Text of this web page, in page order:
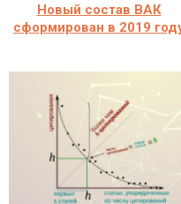
Новый состав ВАК
сформирован в 2019